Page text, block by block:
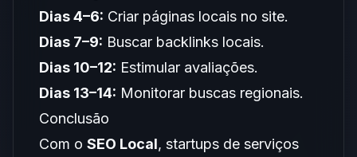
Dias 4–6: Criar páginas locais no site.
Dias 7–9: Buscar backlinks locais.
Dias 10–12: Estimular avaliações.
Dias 13–14: Monitorar buscas regionais.
Conclusão
Com o SEO Local, startups de serviços